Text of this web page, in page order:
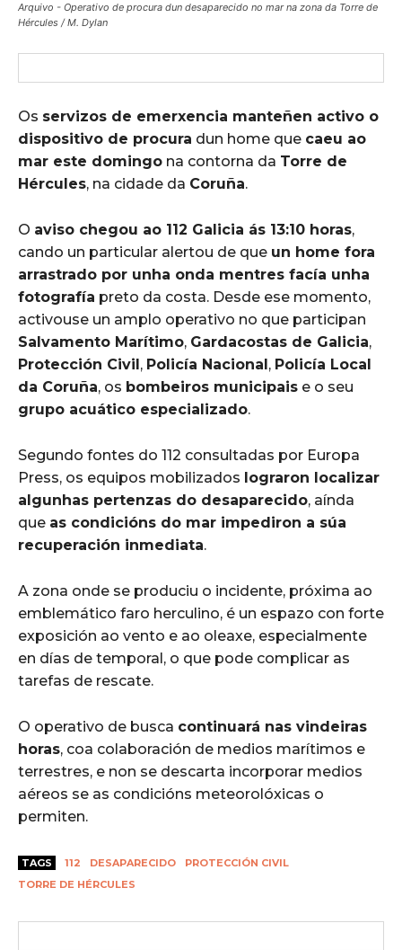
Arquivo - Operativo de procura dun desaparecido no mar na zona da Torre de
Hércules / M. Dylan
Os servizos de emerxencia manteñen activo o
dispositivo de procura dun home que caeu ao
mar este domingo na contorna da Torre de
Hércules, na cidade da Coruña.
O aviso chegou ao 112 Galicia ás 13:10 horas,
cando un particular alertou de que un home fora
arrastrado por unha onda mentres facía unha
fotografía preto da costa. Desde ese momento,
activouse un amplo operativo no que participan
Salvamento Marítimo, Gardacostas de Galicia,
Protección Civil , Policía Nacional , Policía Local
da Coruña, os bombeiros municipais e o seu
grupo acuático especializado.
Segundo fontes do 112 consultadas por Europa
Press, os equipos mobilizados lograron localizar
algunhas pertenzas do desaparecido, aínda
que as condicións do mar impediron a súa
recuperación inmediata.
A zona onde se produciu o incidente, próxima ao
emblemático faro herculino, é un espazo con forte
exposición ao vento e ao oleaxe, especialmente
en días de temporal, o que pode complicar as
tarefas de rescate.
O operativo de busca continuará nas vindeiras
horas, coa colaboración de medios marítimos e
terrestres, e non se descarta incorporar medios
aéreos se as condicións meteorolóxicas o
permiten.
TAGS 112 DESAPARECIDO
PROTECCIÓN CIVIL
TORRE DE HÉRCULES